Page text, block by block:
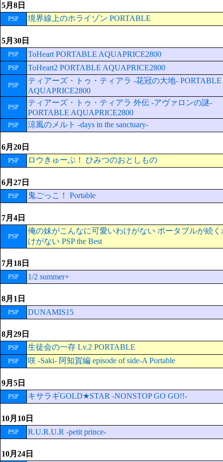
5月8日
PSP 境界線上のホライゾン PORTABLE
5月30日
PSP ToHeart PORTABLE AQUAPRICE2800
PSP ToHeart2 PORTABLE AQUAPRICE2800
PSP
ティアーズ・トゥ・ティアラ -花冠の大地- PORTABLE
AQUAPRICE2800
PSP
ティアーズ・トゥ・ティアラ 外伝 -アヴァロンの謎-
PORTABLE AQUAPRICE2800
PSP 涼風のメルト -days in the sanctuary-
6月20日
PSP ロウきゅーぶ！ ひみつのおとしもの
6月27日
PSP 鬼ごっこ！ Portable
7月4日
PSP
俺の妹がこんなに可愛いわけがない ポータブルが続く
けがない PSP the Best
7月18日
PSP 1/2 summer+
8月1日
PSP DUNAMIS15
8月29日
PSP 生徒会の一存 Lv.2 PORTABLE
PSP 咲 -Saki- 阿知賀編 episode of side-A Portable
9月5日
PSP キサラギGOLD★STAR -NONSTOP GO GO!!-
10月10日
PSP R.U.R.U.R -petit prince-
10月24日